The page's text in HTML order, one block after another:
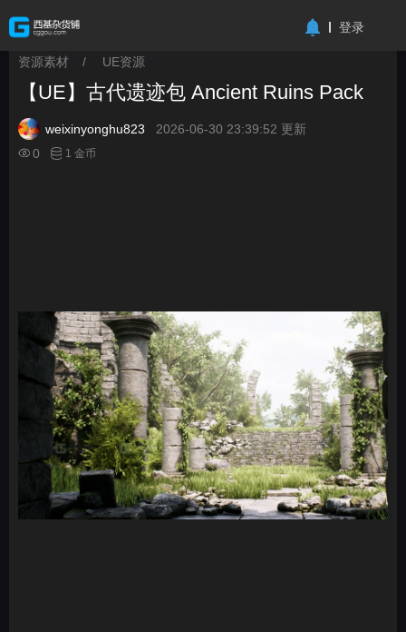
登录
资源素材 / UE资源
【UE】古代遗迹包 Ancient Ruins Pack
weixinyonghu823
2026-06-30 23:39:52 更新
0
1 金币